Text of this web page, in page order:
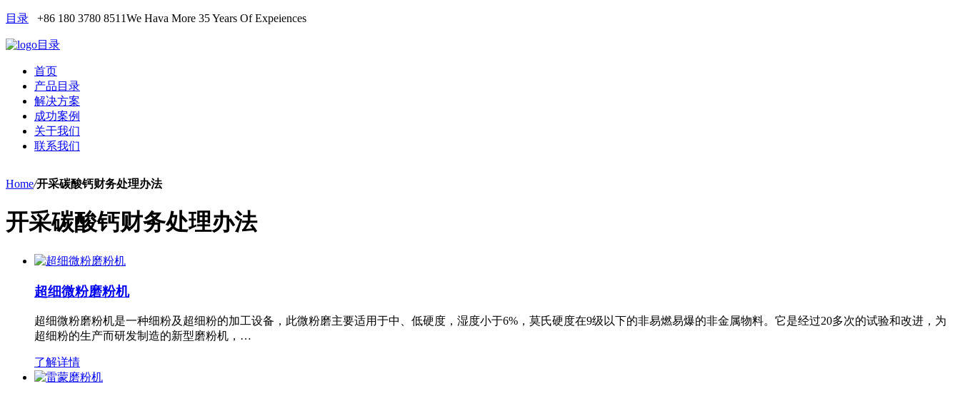
目录 +86 180 3780 8511We Hava More 35 Years Of Expeiences
目录
首页
产品目录
解决方案
成功案例
关于我们
联系我们
Home/开采碳酸钙财务处理办法
开采碳酸钙财务处理办法
超细微粉磨粉机
超细微粉磨粉机是一种细粉及超细粉的加工设备，此微粉磨主要适用于中、低硬度，湿度小于6%，莫氏硬度在9级以下的非易燃易爆的非金属物料。它是经过20多次的试验和改进，为
超细粉的生产而研发制造的新型磨粉机，…
了解详情